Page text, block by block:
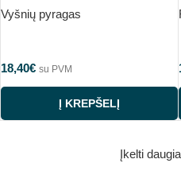
Vyšnių pyragas
18,40€ su PVM
Į KREPŠELĮ
Įkelti